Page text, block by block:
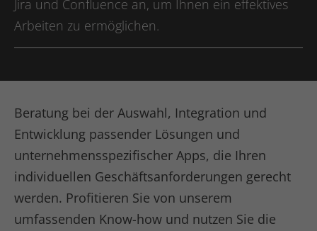
Jira und Confluence an, um Ihnen ein effektives
Arbeiten zu ermöglichen.
Beratung bei der Auswahl, Integration und
Entwicklung passender Lösungen und
unternehmensspezifischer Apps, die Ihren
individuellen Geschäftsanforderungen gerecht
werden. Profitieren Sie von unserem
umfassenden Know-how und nutzen Sie die
Laufzeit 1 Tag
Zweck
erkennen.
Name kununu_country
Anbieter kununu.com
Laufzeit 1 Tag